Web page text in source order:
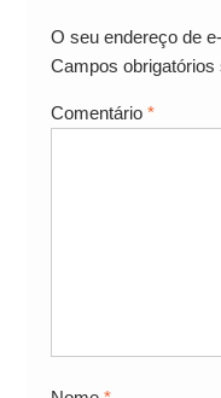
O seu endereço de
Campos
Comentário *